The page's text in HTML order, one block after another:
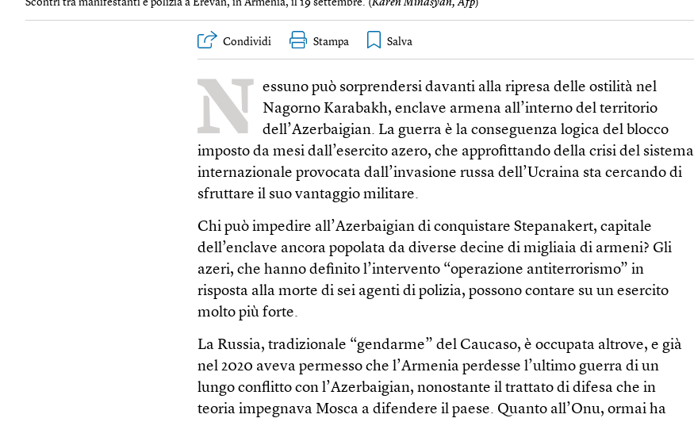
Condividi Stampa
N essuno può sorprendersi davanti alla ripresa delle ostilità nel
Nagorno Karabakh, enclave armena all’interno del territorio
dell’Azerbaigian. La guerra è la conseguenza logica del blocco
imposto da mesi dall’esercito azero, che approfittando della crisi del sistema
internazionale provocata dall’invasione russa dell’Ucraina sta cercando di
sfruttare il suo vantaggio militare.
Chi può impedire all’Azerbaigian di conquistare Stepanakert, capitale
dell’enclave ancora popolata da diverse decine di migliaia di armeni? Gli
azeri, che hanno definito l’intervento “operazione antiterrorismo” in
risposta alla morte di sei agenti di polizia, possono contare su un esercito
molto più forte.
La Russia, tradizionale “gendarme” del Caucaso, è occupata altrove, e già
nel 2020 aveva permesso che l’Armenia perdesse l’ultimo guerra di un
lungo conflitto con l’Azerbaigian, nonostante il trattato di difesa che in
teoria impegnava Mosca a difendere il paese. Quanto all’Onu, ormai ha